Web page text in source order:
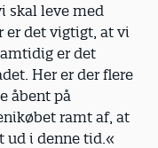
skal leve med
er det vigtigt, at vi
er det
Her er der flere
åbent på
ramt af, at
ud i denne tid.«